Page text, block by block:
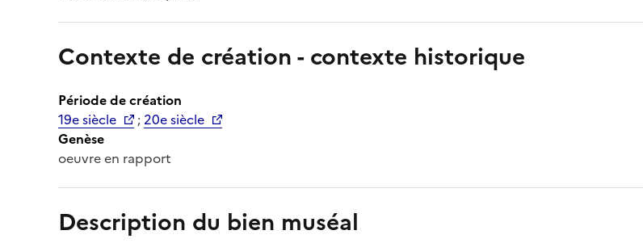
Contexte de création - contexte historique
Période de création
19e siècle
; 20e siècle
Genèse
oeuvre en rapport
Description du bien muséal